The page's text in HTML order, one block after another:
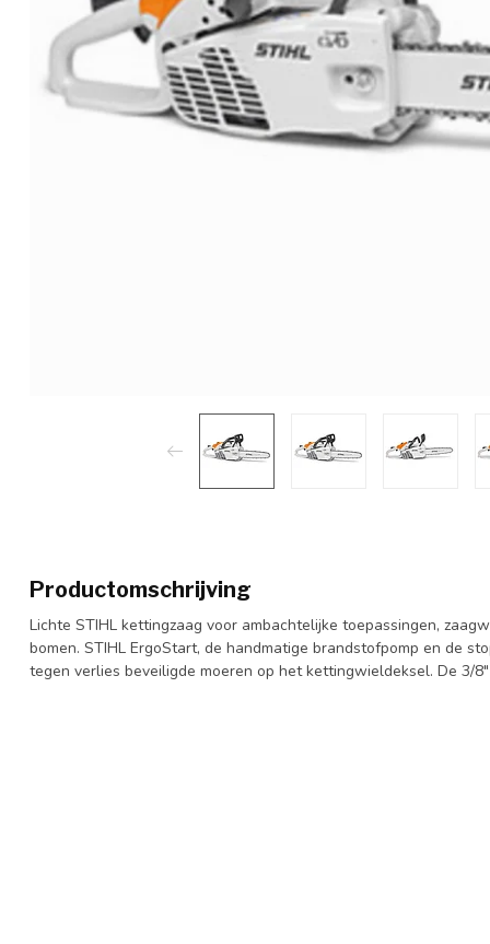
Productomschrijving
Lichte STIHL kettingzaag voor ambachtelijke toepassingen,
bomen. STIHL ErgoStart, de handmatige brandstofpomp en de
tegen verlies beveiligde moeren op het kettingwieldeksel. De 3/